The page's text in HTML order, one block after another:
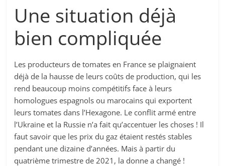
Une situation déjà
bien compliquée
Les producteurs de tomates en France se plaignaient
déjà de la hausse de leurs coûts de production, qui les
rend beaucoup moins compétitifs face à leurs
homologues espagnols ou marocains qui exportent
leurs tomates dans l’Hexagone. Le conflit armé entre
l’Ukraine et la Russie n’a fait qu’accentuer les choses ! Il
faut savoir que les prix du gaz étaient restés stables
pendant une dizaine d’années. Mais à partir du
quatrième trimestre de 2021, la donne a changé !